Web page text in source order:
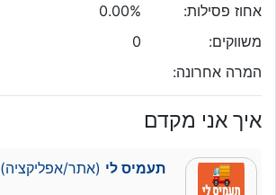
אחוז פסילות:
0.00%
משווקים:
0
המרה אחרונה:
איך אני מקדם
תעמיס לי (אתר/אפליקציה)